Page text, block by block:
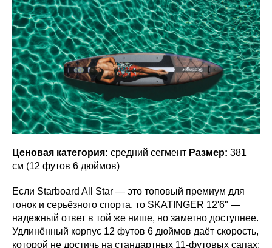
Ценовая категория: средний сегмент Размер: 381
см (12 футов 6 дюймов)
Если Starboard All Star — это топовый премиум для
гонок и серьёзного спорта, то SKATINGER 12'6" —
надежный ответ в той же нише, но заметно доступнее.
Удлинённый корпус 12 футов 6 дюймов даёт скорость,
которой не достичь на стандартных 11-футовых сапах: